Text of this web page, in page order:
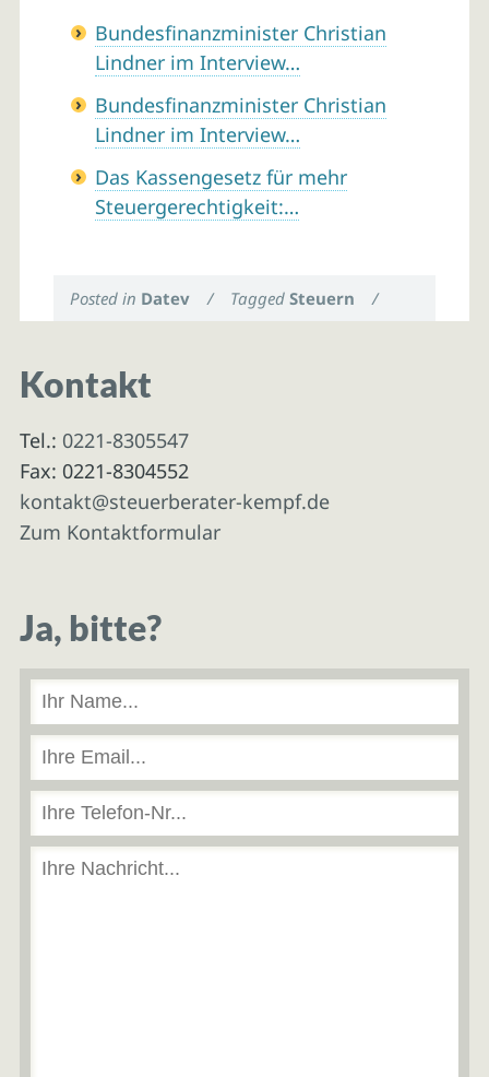
Bundesfinanzminister Christian
Lindner im Interview…
Bundesfinanzminister Christian
Lindner im Interview…
Das Kassengesetz für mehr
Steuergerechtigkeit:…
Posted in Datev / TaggedSteuern /
Kontakt
Tel.: 0221-8305547
Fax: 0221-8304552
kontakt@steuerberater-kempf.de
Zum Kontaktformular
Ja, bitte?